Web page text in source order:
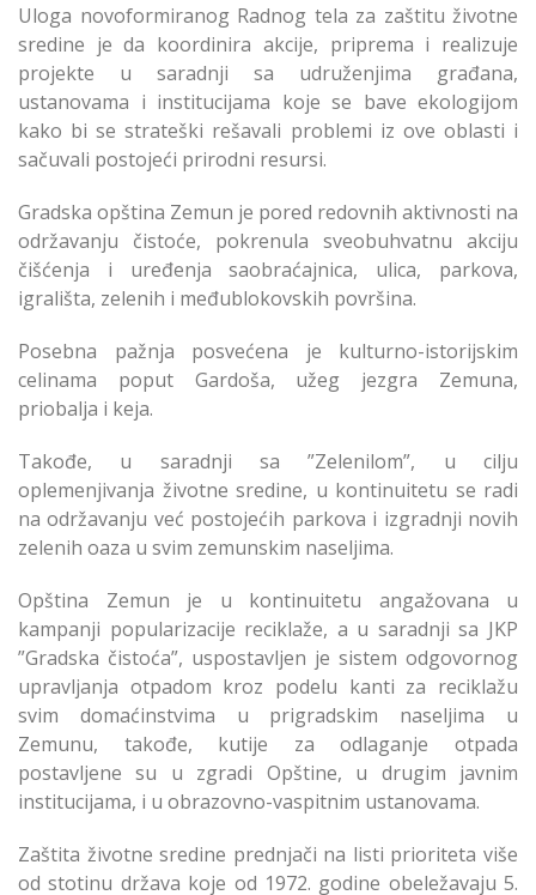
Uloga novoformiranog Radnog tela za zaštitu životne
sredine je da koordinira akcije, priprema i realizuje
projekte u saradnji sa udruženjima građana,
ustanovama i institucijama koje se bave ekologijom
kako bi se strateški rešavali problemi iz ove oblasti i
sačuvali postojeći prirodni resursi.
Gradska opština Zemun je pored redovnih aktivnosti na
održavanju čistoće, pokrenula sveobuhvatnu akciju
čišćenja i uređenja saobraćajnica, ulica, parkova,
igrališta, zelenih i međublokovskih površina.
Posebna pažnja posvećena je kulturno-istorijskim
celinama poput Gardoša, užeg jezgra Zemuna,
priobalja i keja.
Takođe, u saradnji sa ”Zelenilom”, u cilju
oplemenjivanja životne sredine, u kontinuitetu se radi
na održavanju već postojećih parkova i izgradnji novih
zelenih oaza u svim zemunskim naseljima.
Opština Zemun je u kontinuitetu angažovana u
kampanji popularizacije reciklaže, a u saradnji sa JKP
”Gradska čistoća”, uspostavljen je sistem odgovornog
upravljanja otpadom kroz podelu kanti za reciklažu
svim domaćinstvima u prigradskim naseljima u
Zemunu, takođe, kutije za odlaganje otpada
postavljene su u zgradi Opštine, u drugim javnim
institucijama, i u obrazovno-vaspitnim ustanovama.
Zaštita životne sredine prednjači na listi prioriteta više
od stotinu država koje od 1972. godine obeležavaju 5.